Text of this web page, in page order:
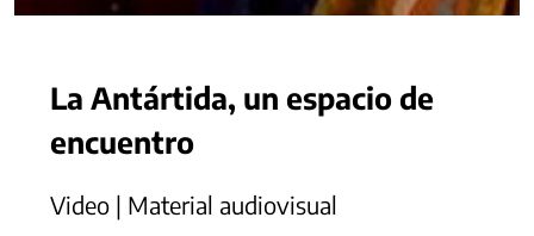
La Antártida, un espacio de
encuentro
Video | Material audiovisual